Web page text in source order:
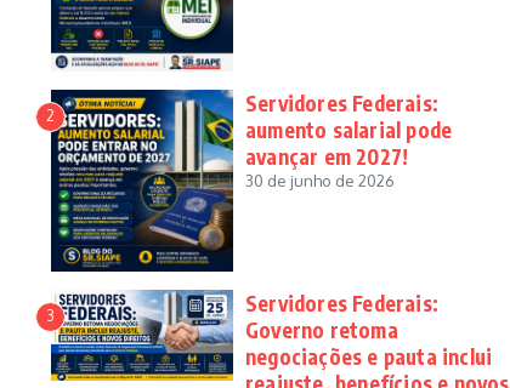
2
Servidores Federais:
aumento salarial pode
avançar em 2027!
30 de junho de 2026
3
Servidores Federais:
Governo retoma
negociações e pauta inclui